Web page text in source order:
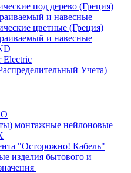
под дерево (Греция)
и навесные
цветные (Греция)
и навесные
Electric
Учета)
монтажные нейлоновые
"Осторожно! Кабель"
изделия бытового и